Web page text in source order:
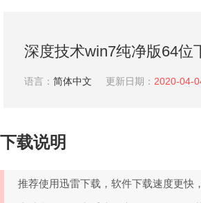
深度技术win7纯净版64位
语言： 简体中文 更新日期： 2020-04-
下载说明
推荐使用迅雷下载，软件下载速度更快